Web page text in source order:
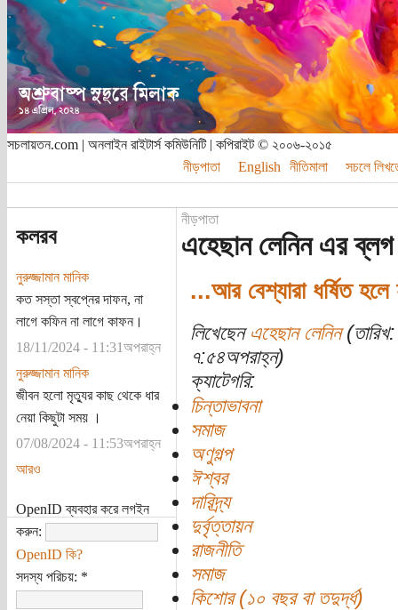
সচলায়তন.com | অনলাইন রাইটার্স কমিউনিটি | কপিরাইট © ২০০৬-২০১৫
নীড়পাতা
English নীতিমালা সচলে
কলরব
নুরুজ্জামান মানিক
কত সস্তা স্বপ্নের দাফন, না
লাগে কফিন না লাগে কাফন।
18/11/2024 - 11:31অপরাহ্ন
নুরুজ্জামান মানিক
জীবন হলো মৃত্যুর কাছ থেকে ধার
নেয়া কিছুটা সময় ।
07/08/2024 - 11:53অপরাহ্ন
আরও
OpenID ব্যবহার করে লগইন
করুন:
OpenID কি?
সদস্য পরিচয়: *
নীড়পাতা
এহেছান লেনিন এর ব্লগ
...আর বেশ্যারা ধর্ষিত
লিখেছেন এহেছান লেনিন
৭:৫৪অপরাহ্ন)
ক্যাটেগরি:
চিন্তাভাবনা
সমাজ
অণুগল্প
ঈশ্বর
দারিদ্র্য
দুর্বৃত্তায়ন
রাজনীতি
সমাজ
কিশোর (১০ বছর বা তদুর্দ্ধ)